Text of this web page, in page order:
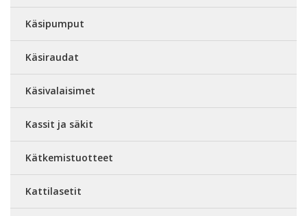
Käsipumput
Käsiraudat
Käsivalaisimet
Kassit ja säkit
Kätkemistuotteet
Kattilasetit